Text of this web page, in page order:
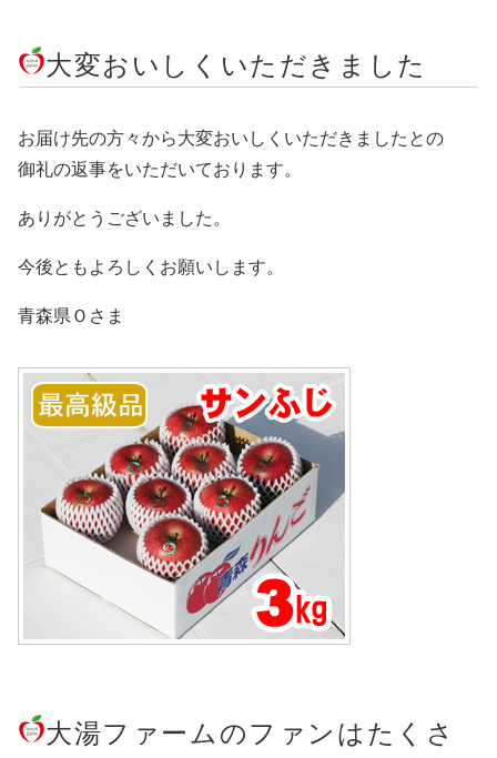
大変おいしくいただきました
お届け先の方々から大変おいしくいただきましたとの
御礼の返事をいただいております。
ありがとうございました。
今後ともよろしくお願いします。
青森県Ｏさま
大湯ファームのファンはたくさ